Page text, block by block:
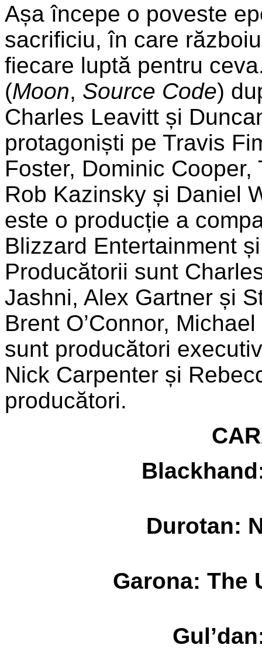
Așa începe o poveste
sacrificiu, în care
fiecare luptă pentru
(Moon, Source Code)
Charles Leavitt și
protagoniști pe Travis
Foster, Dominic
Rob Kazinsky și Daniel
este o producție a
Blizzard Entertainment
Producătorii sunt
Jashni, Alex Gartner și
Brent O’Connor,
sunt producători
Nick Carpenter și
producători.
Durotan:
Garona: The